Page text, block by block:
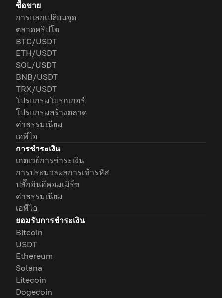
ซื้อขาย
การแลกเปลี่ยนจุด
ตลาดคริปโต
BTC/USDT
ETH/USDT
SOL/USDT
BNB/USDT
TRX/USDT
โปรแกรมโบรกเกอร์
โปรแกรมสร้างตลาด
ค่าธรรมเนียม
เอพีไอ
การชำระเงิน
เกตเวย์การชำระเงิน
การประมวลผลการเข้ารหัส
ปลั๊กอินอีคอมเมิร์ซ
ค่าธรรมเนียม
เอพีไอ
ยอมรับการชำระเงิน
Bitcoin
USDT
Ethereum
Solana
Litecoin
Dogecoin